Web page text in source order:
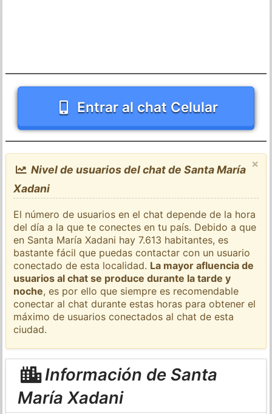
Entrar al chat Celular
×
Nivel de usuarios del chat de Santa María
Xadani
El número de usuarios en el chat depende de la hora
del día a la que te conectes en tu país. Debido a que
en Santa María Xadani hay 7.613 habitantes, es
bastante fácil que puedas contactar con un usuario
conectado de esta localidad. La mayor afluencia de
usuarios al chat se produce durante la tarde y
noche, es por ello que siempre es recomendable
conectar al chat durante estas horas para obtener el
máximo de usuarios conectados al chat de esta
ciudad.
Información de Santa
María Xadani